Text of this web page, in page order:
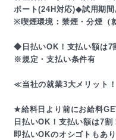
ポート(24H対応)◆試用期
※喫煙環境：禁煙・分煙（
◆日払いOK！支払い額は7
※規定・支払い条件有
≪当社の就業3大メリット
★給料日より前にお給料
日払いOK！支払い額は7割
即払いOKのオシゴトもあり